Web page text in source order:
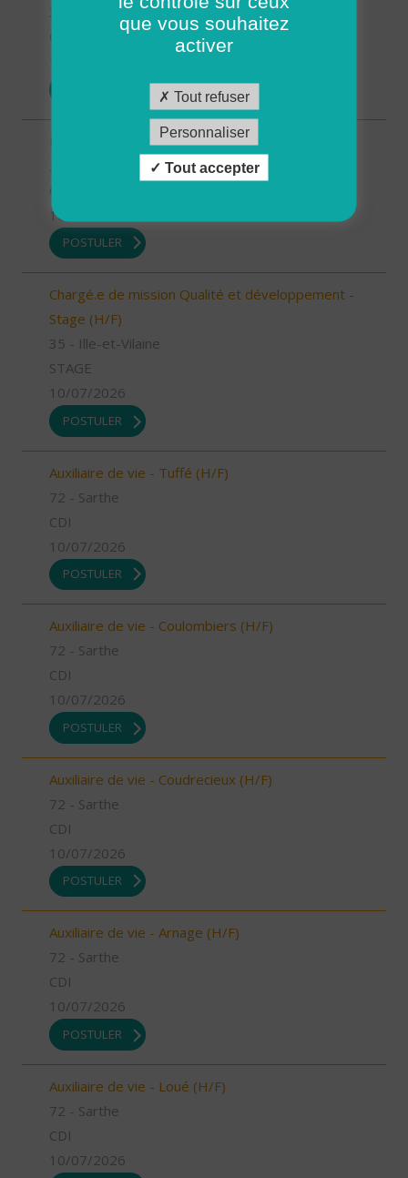
35 - Ille-et-Vilaine
Infirmier référent (H/F)
10/07/2026
POSTULER
Chargé.e de mission Qualité et développement -
Stage (H/F)
35 - Ille-et-Vilaine
STAGE
10/07/2026
POSTULER
Auxiliaire de vie - Tuffé (H/F)
72 - Sarthe
CDI
10/07/2026
POSTULER
Auxiliaire de vie - Coulombiers (H/F)
72 - Sarthe
CDI
10/07/2026
POSTULER
Auxiliaire de vie - Coudrecieux (H/F)
72 - Sarthe
CDI
10/07/2026
POSTULER
Auxiliaire de vie - Arnage (H/F)
72 - Sarthe
CDI
10/07/2026
POSTULER
Auxiliaire de vie - Loué (H/F)
72 - Sarthe
CDI
10/07/2026
que vous souhaitez
activer
Tout refuser
Personnaliser
Tout accepter